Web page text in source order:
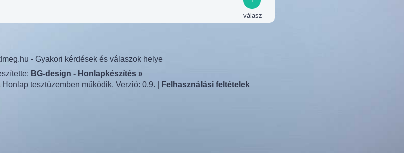
válasz
- Gyakori kérdések és válaszok helye
BG-design - Honlapkészítés »
tesztüzemben működik. Verzió: 0.9. |
Felhasználási feltételek